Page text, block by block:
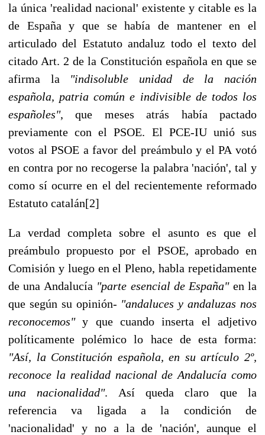
la única 'realidad nacional' existente y citable es la
de España y que se había de mantener en el
articulado del Estatuto andaluz todo el texto del
citado Art. 2 de la Constitución española en que se
afirma la "indisoluble unidad de la nación
española, patria común e indivisible de todos los
españoles", que meses atrás había pactado
previamente con el PSOE. El PCE-IU unió sus
votos al PSOE a favor del preámbulo y el PA votó
en contra por no recogerse la palabra 'nación', tal y
como sí ocurre en el del recientemente reformado
Estatuto catalán[2]
La verdad completa sobre el asunto es que el
preámbulo propuesto por el PSOE, aprobado en
Comisión y luego en el Pleno, habla repetidamente
de una Andalucía "parte esencial de España"en la
que según su opinión- "andaluces y andaluzas nos
reconocemos"y que cuando inserta el adjetivo
políticamente polémico lo hace de esta forma:
"Así, la Constitución española, en su artículo 2º,
reconoce la realidad nacional de Andalucía como
una nacionalidad". Así queda claro que la
referencia va ligada a la condición de
'nacionalidad' y no a la de 'nación', aunque el